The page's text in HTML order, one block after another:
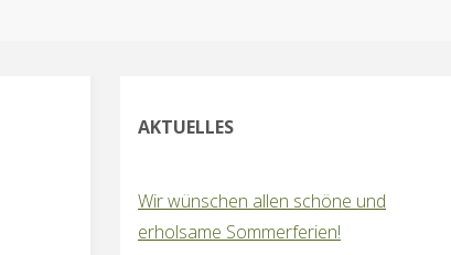
AKTUELLES
Wir wünschen allen schöne und
erholsame Sommerferien!